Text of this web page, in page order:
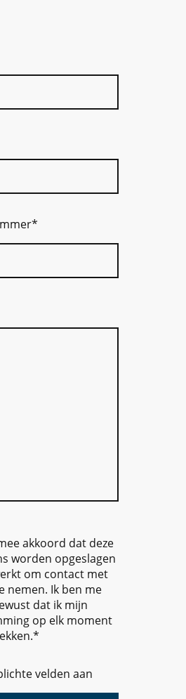
*
akkoord dat deze
worden opgeslagen
om contact met
nemen. Ik ben me
dat ik mijn
op elk moment
velden aan